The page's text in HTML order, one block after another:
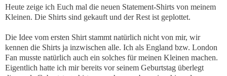
Heute zeige ich Euch mal die neuen Statement-Shirts von meinem
Kleinen. Die Shirts sind gekauft und der Rest ist geplottet.
Die Idee vom ersten Shirt stammt natürlich nicht von mir, wir
kennen die Shirts ja inzwischen alle. Ich als England bzw. London
Fan musste natürlich auch ein solches für meinen Kleinen machen.
Eigentlich hatte ich mir bereits vor seinem Geburtstag überlegt